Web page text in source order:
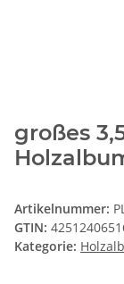
großes
Artikelnummer:
GTIN:
Kategorie: